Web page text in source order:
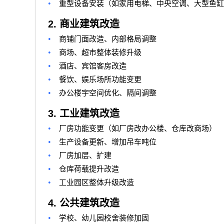
• 重型设备安装（如家用电梯、中央空调、大型鱼
2. 商业建筑改造
• 商铺门面改造、内部格局调整
• 商场、超市整体装修升级
• 酒店、宾馆客房改造
• 餐饮、娱乐场所功能变更
• 办公楼宇空间优化、隔间调整
3. 工业建筑改造
• 厂房功能变更（如厂房改办公楼、仓库改商场）
• 生产设备更新、增加吊车吨位
• 厂房加层、扩建
• 仓库荷载提升改造
• 工业园区整体升级改造
4. 公共建筑改造
• 学校、幼儿园校舍装修加固